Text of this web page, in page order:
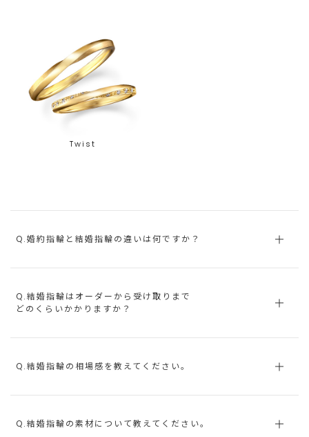
Twist
Q.婚約指輪と結婚指輪の違いは何ですか？
Q.結婚指輪はオーダーから受け取りまで
どのくらいかかりますか？
Q.結婚指輪の相場感を教えてください。
Q.結婚指輪の素材について教えてください。